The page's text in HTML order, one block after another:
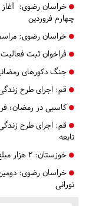
خراسان رضوی:
چهارم فروردین
خراسان رضوی:
فراخوان ثبت
جنگ دکورهای
قم: ​​​​​​​اجرای طرح
کاسبی در رمضان؛
قم: ​​​​​​​اجرای طرح
تابعه
خوزستان:
خراسان رضوی:
نورانی